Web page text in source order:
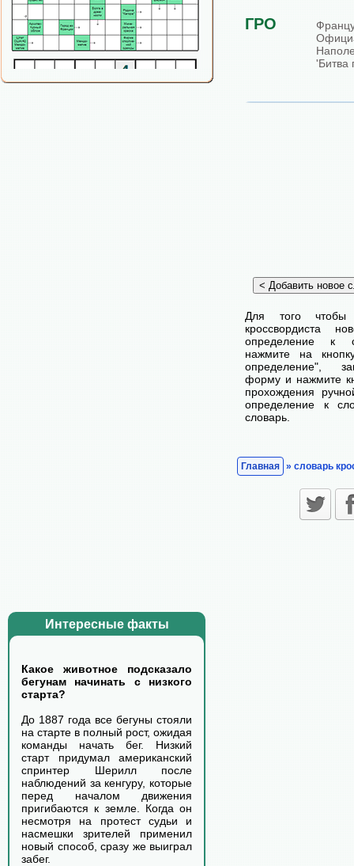
Интересные факты
Какое животное подсказало
бегунам начинать с низкого
старта?
До 1887 года все бегуны стояли
на старте в полный рост, ожидая
команды начать бег. Низкий
старт придумал американский
спринтер Шерилл после
наблюдений за кенгуру, которые
перед началом движения
пригибаются к земле. Когда он
несмотря на протест судьи и
насмешки зрителей применил
новый способ, сразу же выиграл
забег.
ГРО
'Битва
Для того чтобы
кроссвордиста
определение к
нажмите на
определение",
форму и нажмите
прохождения
определение к
словарь.
Главная » словарь